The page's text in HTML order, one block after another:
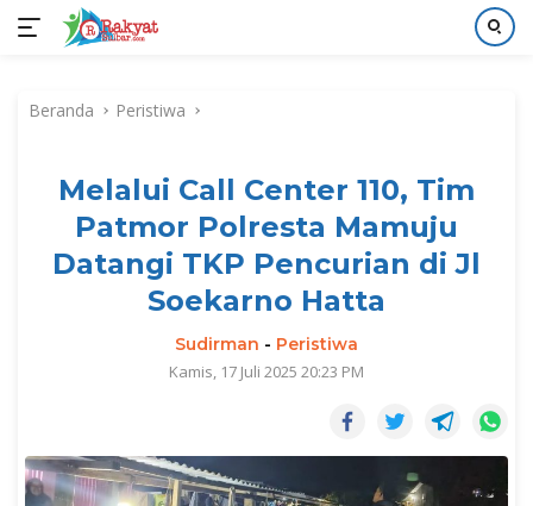
kontenBeranda Peristiwa
Melalui Call Center 110, Tim
Patmor Polresta Mamuju
Datangi TKP Pencurian di Jl
Soekarno Hatta
Sudirman - Peristiwa
Kamis, 17 Juli 2025 20:23 PM